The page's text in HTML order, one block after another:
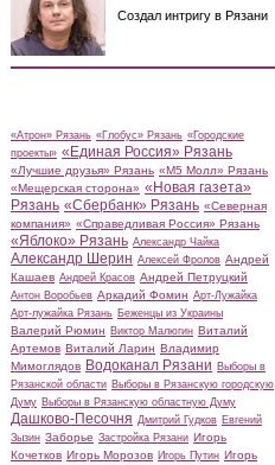
Создал интригу в Рязани
«Атрон» Рязань «Глобус» Рязань «Городские
проекты» «Единая Россия» Рязань
«Лучшие друзья» Рязань «М5 Молл» Рязань
«Мещерская сторона» «Новая газета»
Рязань «Сбербанк» Рязань «Северная
компания» «Справедливая Россия» Рязань
«Яблоко» Рязань Александр Чайка
Александр Шерин Алексей Фролов Андрей
Кашаев Андрей Красов Андрей Петруцкий
Антон Воробьев Аркадий Фомин Арт-Лужайка
Арт-лужайка Рязань Беженцы из Украины
Валерий Рюмин Виктор Малюгин Виталий
Артемов Виталий Ларин Владимир
Мимоглядов Водоканал Рязани Выборы в
Рязанской области Выборы в Рязанскую городскую
Думу Выборы в Рязанскую областную Думу
Дашково-Песочня Дмитрий Гудков Евгений
Зызин Заборье Застройка Рязани Игорь
Кочетков Игорь Морозов Игорь Путин Игорь